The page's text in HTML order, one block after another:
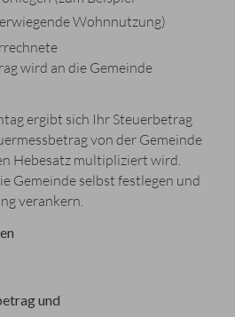
Wohnnutzung)
wird an die Gemeinde
ergibt sich Ihr Steuerbetrag
von der Gemeinde
Hebesatz multipliziert wird.
Gemeinde selbst festlegen und
verankern.
und